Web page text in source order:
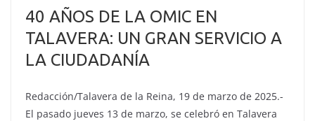
40 AÑOS DE LA OMIC EN
TALAVERA: UN GRAN SERVICIO A
LA CIUDADANÍA
Redacción/Talavera de la Reina, 19 de marzo de 2025.-
El pasado jueves 13 de marzo, se celebró en Talavera